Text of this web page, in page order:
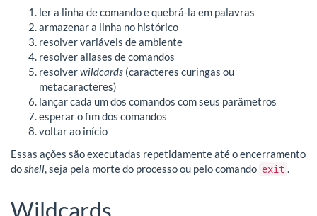
ler a linha de comando e quebrá-la em palavras
armazenar a linha no histórico
resolver variáveis de ambiente
resolver aliases de comandos
resolverwildcards (caracteres curingas ou
metacaracteres)
lançar cada um dos comandos com seus parâmetros
esperar o fim dos comandos
voltar ao início
Essas ações são executadas repetidamente até o encerramento
doshell, seja pela morte do processo ou pelo comando exit .
Wildcards